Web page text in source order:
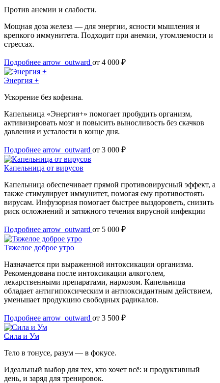
Против анемии и слабости.
Мощная доза железа — для энергии, ясности мышления и
крепкого иммунитета. Подходит при анемии, утомляемости и
стрессах.
Подробнее arrow_outward от 4 000 ₽
Энергия +
Ускорение без кофеина.
Капельница «Энергия+» помогает пробудить организм,
активизировать мозг и повысить выносливость без скачков
давления и усталости в конце дня.
Подробнее arrow_outward от 3 000 ₽
Капельница от вирусов
Капельница обеспечивает прямой противовирусный эффект, а
также стимулирует иммунитет, помогая ему противостоять
вирусам. Инфузорная помогает быстрее выздороветь, снизить
риск осложнений и затяжного течения вирусной инфекции
Подробнее arrow_outward от 5 000 ₽
Тяжелое доброе утро
Назначается при выраженной интоксикации организма.
Рекомендована после интоксикации алкоголем,
лекарственными препаратами, наркозом. Капельница
обладает антигипоксическим и антиоксидантным действием,
уменьшает продукцию свободных радикалов.
Подробнее arrow_outward от 3 500 ₽
Сила и Ум
Тело в тонусе, разум — в фокусе.
Идеальный выбор для тех, кто хочет всё: и продуктивный
день, и заряд для тренировок.